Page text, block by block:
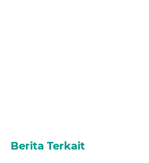
Berita Terkait